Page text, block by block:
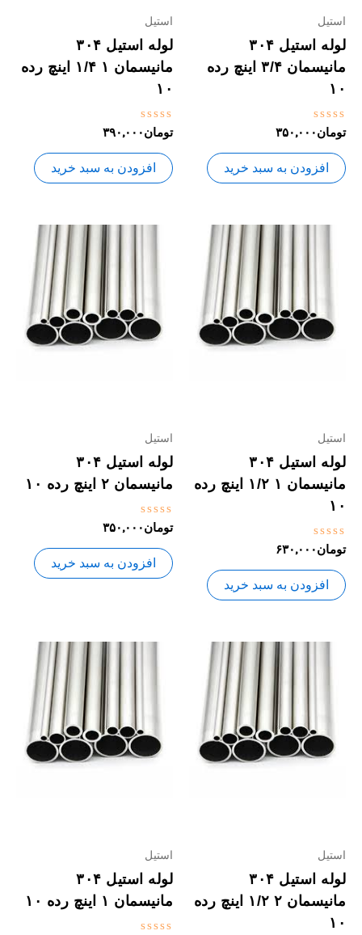
استیل
لوله استیل ۳۰۴
مانیسمان ۳/۴ اینچ رده
۱۰
نمره
0
از
5
تومان۳۵۰,۰۰۰
افزودن به سبد خرید
استیل
لوله استیل ۳۰۴
مانیسمان ۱ ۱/۴ اینچ رده
۱۰
نمره
0
از
5
تومان۳۹۰,۰۰۰
افزودن به سبد خرید
استیل
لوله استیل ۳۰۴
مانیسمان ۱ ۱/۲ اینچ رده
۱۰
نمره
0
از
5
تومان۶۳۰,۰۰۰
افزودن به سبد خرید
استیل
لوله استیل ۳۰۴
مانیسمان ۲ اینچ رده ۱۰
نمره
0
از
5
تومان۳۵۰,۰۰۰
افزودن به سبد خرید
استیل
لوله استیل ۳۰۴
مانیسمان ۲ ۱/۲ اینچ رده
۱۰
استیل
لوله استیل ۳۰۴
مانیسمان ۱ اینچ رده ۱۰